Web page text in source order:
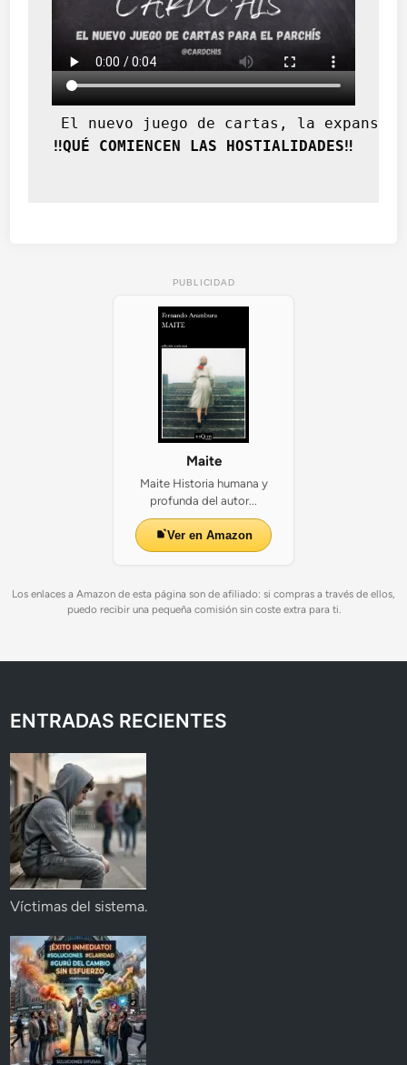
El nuevo juego de cartas, la
‼️QUÉ COMIENCEN LAS HOSTIALIDADES‼️
PUBLICIDAD
Maite
Maite Historia humana y
profunda del autor...
Ver en Amazon
Los enlaces a Amazon de esta página son de afiliado: si compras a través de ellos,
puedo recibir una pequeña comisión sin coste extra para ti.
ENTRADAS RECIENTES
Víctimas del sistema.